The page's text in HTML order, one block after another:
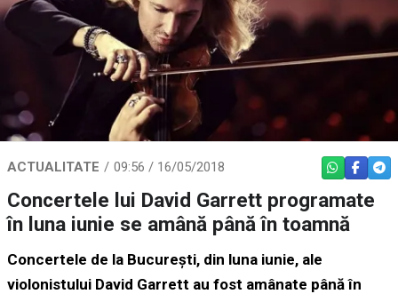
ACTUALITATE 09:56 / 16/05/2018 WHATSAPP
Concertele lui David Garrett programate
în luna iunie se amână până în toamnă
Concertele de la Bucureşti, din luna iunie, ale
violonistului David Garrett au fost amânate până în